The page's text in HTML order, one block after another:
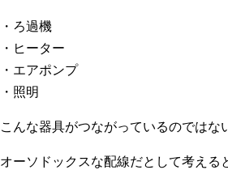
・ろ過機
・ヒーター
・エアポンプ
・照明
こんな器具がつながっているのではな
オーソドックスな配線だとして考える